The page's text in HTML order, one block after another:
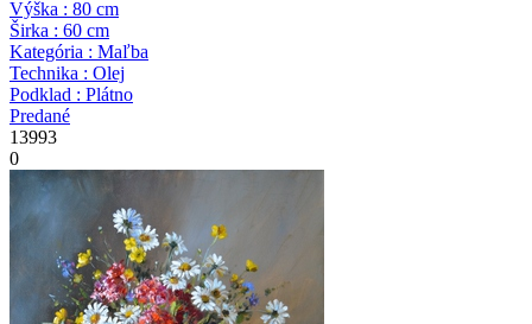
Výška : 80 cm
Širka : 60 cm
Kategória : Maľba
Technika : Olej
Podklad : Plátno
Predané
13993
0